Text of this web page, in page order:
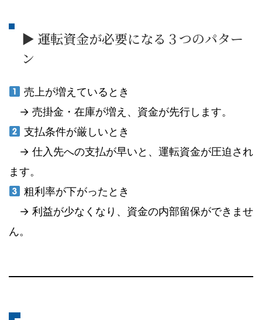
▶ 運転資金が必要になる３つのパター
ン
売上が増えているとき
→ 売掛金・在庫が増え、資金が先行します。
支払条件が厳しいとき
→ 仕入先への支払が早いと、運転資金が圧迫され
ます。
粗利率が下がったとき
→ 利益が少なくなり、資金の内部留保ができませ
ん。